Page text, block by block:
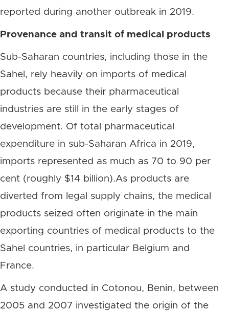
reported during another outbreak in 2019.
Provenance and transit of medical products
Sub-Saharan countries, including those in the
Sahel, rely heavily on imports of medical
products because their pharmaceutical
industries are still in the early stages of
development. Of total pharmaceutical
expenditure in sub-Saharan Africa in 2019,
imports represented as much as 70 to 90 per
cent (roughly $14 billion).As products are
diverted from legal supply chains, the medical
products seized often originate in the main
exporting countries of medical products to the
Sahel countries, in particular Belgium and
France.
A study conducted in Cotonou, Benin, between
2005 and 2007 investigated the origin of the